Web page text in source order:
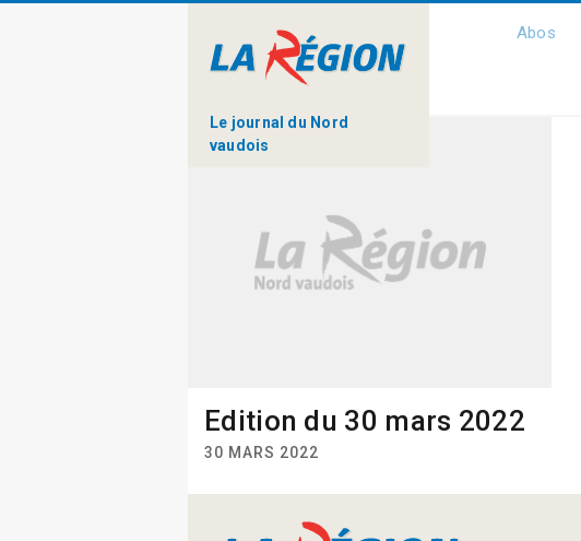
Le journal du Nord
vaudois
Abos
Edition du 30 mars 2022
30 MARS 2022